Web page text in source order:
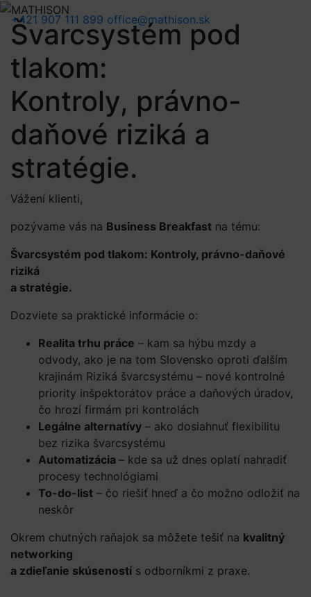
+421 907 111 899 office@mathison.sk
Švarcsystém pod
tlakom:
Kontroly, právno-
daňové riziká a
stratégie.
Vážení klienti,
pozývame vás na Business Breakfast na tému:
Švarcsystém pod tlakom: Kontroly, právno-daňové
riziká
a stratégie.
Dozviete sa praktické informácie o:
Realita trhu práce – kam sa hýbu mzdy a
odvody, ako je na tom Slovensko oproti ďalším
krajinám Riziká švarcsystému – nové kontrolné
priority inšpektorátov práce a daňových úradov,
čo hrozí firmám pri kontrolách
Legálne alternatívy – ako dosiahnuť flexibilitu
bez rizika švarcsystému
Automatizácia – kde sa už dnes oplatí nahradiť
procesy technológiami
To-do-list – čo riešiť hneď a čo možno odložiť na
neskôr
Okrem chutných raňajok sa môžete tešiť na kvalitný
networking
a zdieľanie skúseností s odborníkmi z praxe.